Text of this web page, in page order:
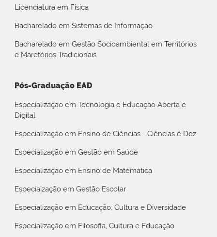
Licenciatura em Física
Bacharelado em Sistemas de Informação
Bacharelado em Gestão Socioambiental em Territórios
e Maretórios Tradicionais
Pós-Graduação EAD
Especialização em Tecnologia e Educação Aberta e
Digital
Especialização em Ensino de Ciências - Ciências é Dez
Especialização em Gestão em Saúde
Especialização em Ensino de Matemática
Especiaização em Gestão Escolar
Especialização em Educação, Cultura e Diversidade
Especialização em Filosofia, Cultura e Educação